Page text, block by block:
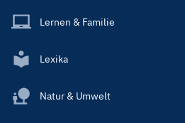
Lernen & Familie
Lexika
Natur & Umwelt